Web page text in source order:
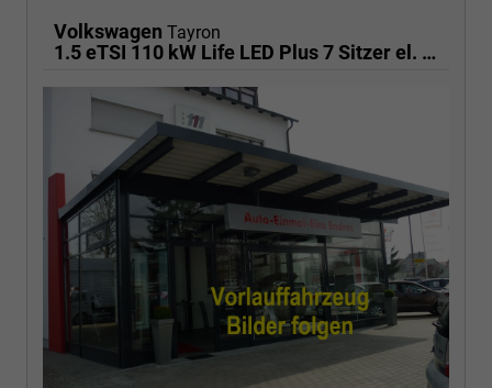
Volkswagen Tayron
1.5 eTSI 110 kW Life LED Plus 7 Sitzer el. Hk, Kamera